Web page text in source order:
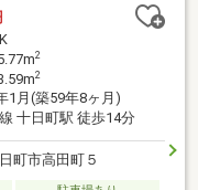
2
2
1月(築59年8ヶ月)
十日町駅 徒歩14分
町市高田町５